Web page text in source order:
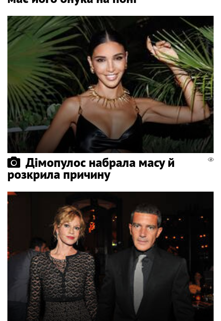
Дімопулос набрала масу й
розкрила причину